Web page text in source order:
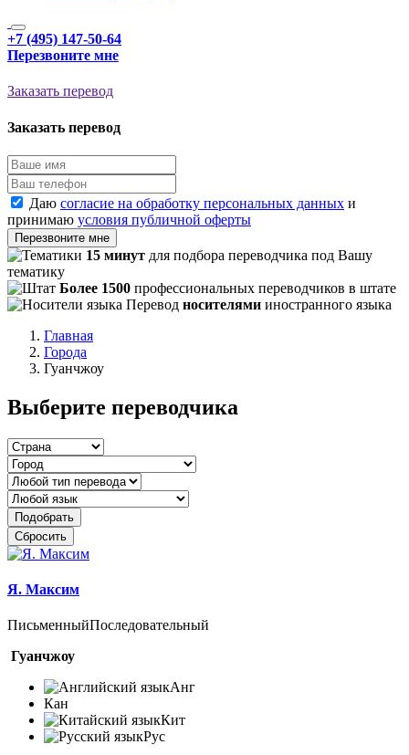
+7 (495) 147-50-64
Перезвоните мне
Заказать перевод
Заказать перевод
Даю согласие на обработку персональных данных и
принимаю условия публичной оферты
Перезвоните мне
15 минут для подбора переводчика под Вашу
тематику
Более 1500 профессиональных переводчиков в штате
Перевод носителями иностранного языка
Главная
Города
Гуанчжоу
Выберите переводчика
Подобрать
Сбросить
Я. Максим
ПисьменныйПоследовательный
Гуанчжоу
Анг
Кан
Кит
Рус